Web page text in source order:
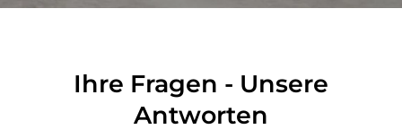
Ihre Fragen - Unsere
Antworten